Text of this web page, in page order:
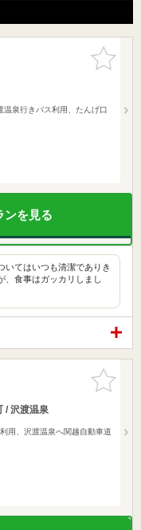
お気に入
りに追加
温泉行きバス利用、たんげ口
ンを見る
いてはいつも清潔でありき
、食事はガッカリしまし
お気に入
りに追加
/ 沢渡温泉
用、沢渡温泉へ関越自動車道